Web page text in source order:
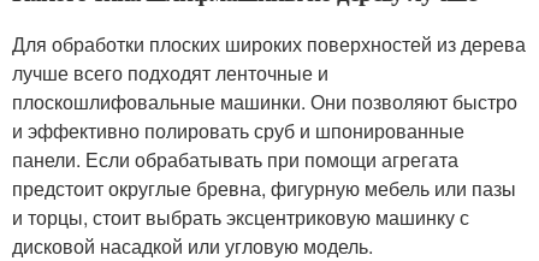
Для обработки плоских широких поверхностей из дерева
лучше всего подходят ленточные и
плоскошлифовальные машинки. Они позволяют быстро
и эффективно полировать сруб и шпонированные
панели. Если обрабатывать при помощи агрегата
предстоит округлые бревна, фигурную мебель или пазы
и торцы, стоит выбрать эксцентриковую машинку с
дисковой насадкой или угловую модель.